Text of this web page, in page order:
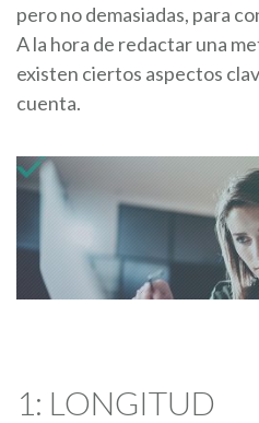
pero no demasiadas, para
A la hora de redactar una
existen ciertos aspectos
cuenta.
1: LONGITUD